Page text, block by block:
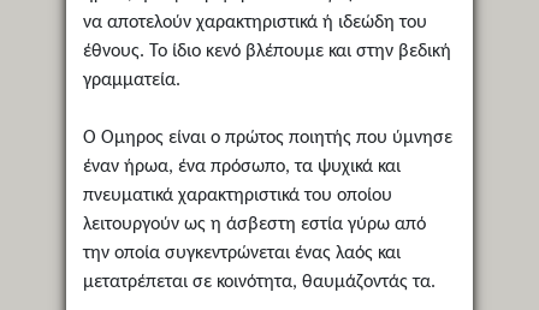
να αποτελούν χαρακτηριστικά ή ιδεώδη του
έθνους. Το ίδιο κενό βλέπουμε και στην βεδική
γραμματεία.
Ο Όμηρος είναι ο πρώτος ποιητής που ύμνησε
έναν ήρωα, ένα πρόσωπο, τα ψυχικά και
πνευματικά χαρακτηριστικά του οποίου
λειτουργούν ως η άσβεστη εστία γύρω από
την οποία συγκεντρώνεται ένας λαός και
μετατρέπεται σε κοινότητα, θαυμάζοντάς τα.